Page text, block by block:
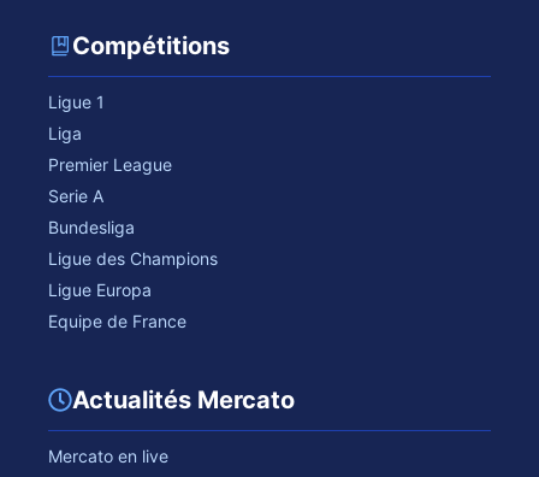
Compétitions
Ligue 1
Liga
Premier League
Serie A
Bundesliga
Ligue des Champions
Ligue Europa
Equipe de France
Actualités Mercato
Mercato en live